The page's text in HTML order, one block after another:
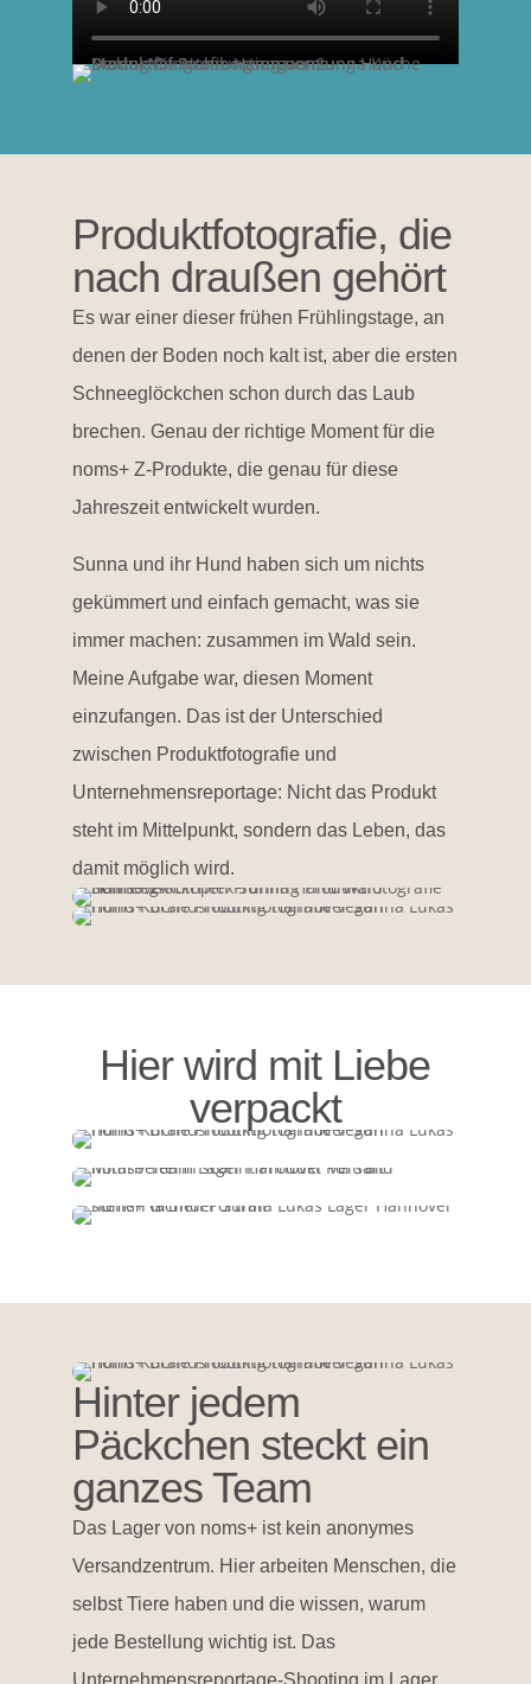
Produktfotografie, die
nach draußen gehört
Es war einer dieser frühen Frühlingstage, an
denen der Boden noch kalt ist, aber die ersten
Schneeglöckchen schon durch das Laub
brechen. Genau der richtige Moment für die
noms+ Z-Produkte, die genau für diese
Jahreszeit entwickelt wurden.
Sunna und ihr Hund haben sich um nichts
gekümmert und einfach gemacht, was sie
immer machen: zusammen im Wald sein.
Meine Aufgabe war, diesen Moment
einzufangen. Das ist der Unterschied
zwischen Produktfotografie und
Unternehmensreportage: Nicht das Produkt
steht im Mittelpunkt, sondern das Leben, das
damit möglich wird.
Hier wird mit Liebe
verpackt
Hinter jedem
Päckchen steckt ein
ganzes Team
Das Lager von noms+ ist kein anonymes
Versandzentrum. Hier arbeiten Menschen, die
selbst Tiere haben und die wissen, warum
jede Bestellung wichtig ist. Das